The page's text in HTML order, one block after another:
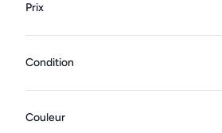
Prix
Condition
Couleur